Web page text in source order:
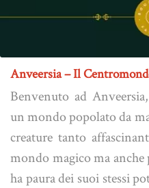
Anveersia – Il
Benvenuto ad
un mondo popolato da
creature tanto
mondo magico ma anche
ha paura dei suoi stessi